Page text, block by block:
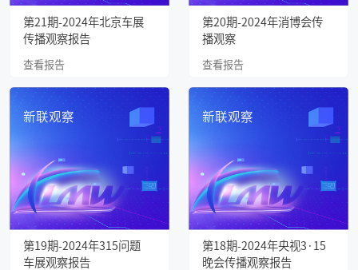
第21期-2024年北京车展
传播观察报告
查看报告
第20期-2024年消博会传
播观察
查看报告
新联观察
第19期-2024年315问题
车展观察报告
新联观察
第18期-2024年央视3·15
晚会传播观察报告